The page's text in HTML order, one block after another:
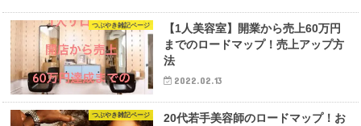
つぶやき雑記ページ
【1人美容室】開業から売上60万円
までのロードマップ！売上アップ方
法
2022.02.13
つぶやき雑記ページ
20代若手美容師のロードマップ！お